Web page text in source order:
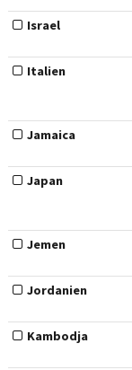
Israel
Italien
Jamaica
Japan
Jemen
Jordanien
Kambodja